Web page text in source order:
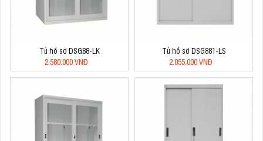
Tủ hồ sơ DSG88-LK
2.580.000 VNĐ
Tủ hồ sơ DSG881-LS
2.055.000 VNĐ